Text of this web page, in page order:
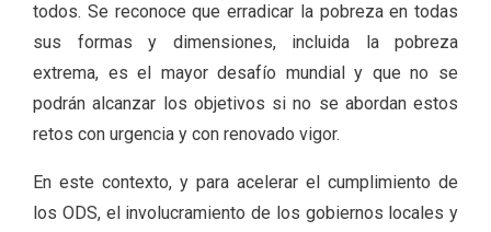
todos. Se reconoce que erradicar la pobreza en todas
sus formas y dimensiones, incluida la pobreza
extrema, es el mayor desafío mundial y que no se
podrán alcanzar los objetivos si no se abordan estos
retos con urgencia y con renovado vigor.
En este contexto, y para acelerar el cumplimiento de
los ODS, el involucramiento de los gobiernos locales y